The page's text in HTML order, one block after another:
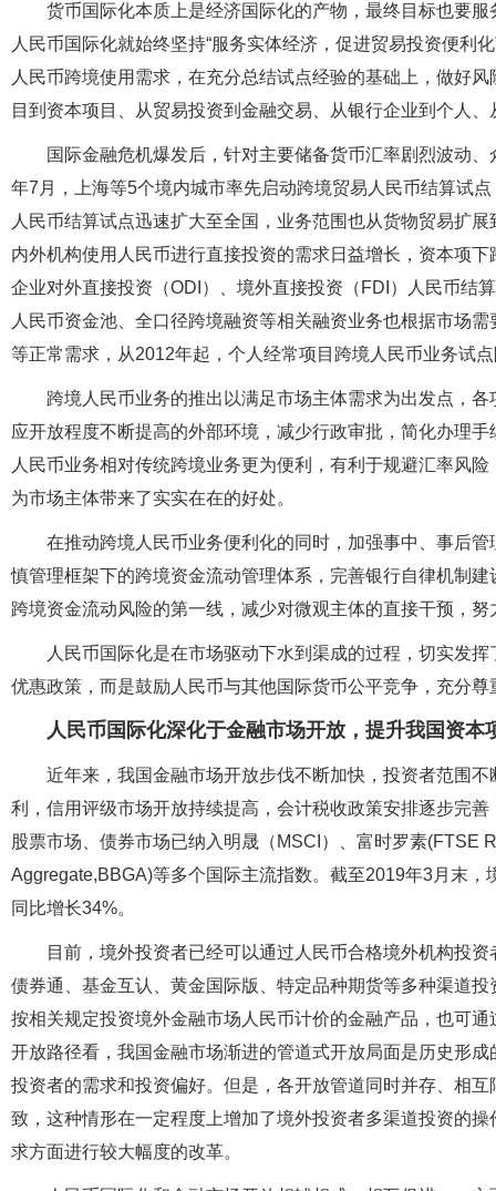
货币国际化本质上是经济国际化的产物，最终目标也要
人民币国际化就始终坚持“服务实体经济，促进贸易投资便利
人民币跨境使用需求，在充分总结试点经验的基础上，做好
目到资本项目、从贸易投资到金融交易、从银行企业到个人
国际金融危机爆发后，针对主要储备货币汇率剧烈波动
年7月，上海等5个境内城市率先启动跨境贸易人民币结算试
人民币结算试点迅速扩大至全国，业务范围也从货物贸易扩
内外机构使用人民币进行直接投资的需求日益增长，资本项
企业对外直接投资（ODI）、境外直接投资（FDI）人民币结
人民币资金池、全口径跨境融资等相关融资业务也根据市场
等正常需求，从2012年起，个人经常项目跨境人民币业务试
跨境人民币业务的推出以满足市场主体需求为出发点，
应开放程度不断提高的外部环境，减少行政审批，简化办理
人民币业务相对传统跨境业务更为便利，有利于规避汇率风
为市场主体带来了实实在在的好处。
在推动跨境人民币业务便利化的同时，加强事中、事后
慎管理框架下的跨境资金流动管理体系，完善银行自律机制
跨境资金流动风险的第一线，减少对微观主体的直接干预，
人民币国际化是在市场驱动下水到渠成的过程，切实发
优惠政策，而是鼓励人民币与其他国际货币公平竞争，充分
人民币国际化深化于金融市场开放，提升我国资本
近年来，我国金融市场开放步伐不断加快，投资者范围
利，信用评级市场开放持续提高，会计税收政策安排逐步完
股票市场、债券市场已纳入明晟（MSCI）、富时罗素(FTSE
Aggregate,BBGA)等多个国际主流指数。截至2019年3月末
同比增长34%。
目前，境外投资者已经可以通过人民币合格境外机构投
债券通、基金互认、黄金国际版、特定品种期货等多种渠道
按相关规定投资境外金融市场人民币计价的金融产品，也可
开放路径看，我国金融市场渐进的管道式开放局面是历史形
投资者的需求和投资偏好。但是，各开放管道同时并存、相
致，这种情形在一定程度上增加了境外投资者多渠道投资的
求方面进行较大幅度的改革。